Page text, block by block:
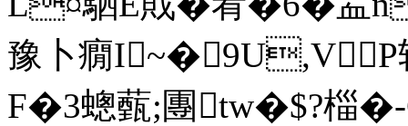
豫卜癇I~�9U,VP
F�3蟌薽;團tw�$?椔